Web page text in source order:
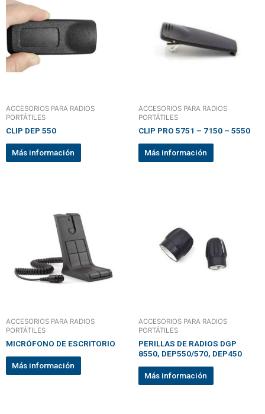
ACCESORIOS PARA RADIOS
PORTÁTILES
CLIP DEP 550
Más información
ACCESORIOS PARA RADIOS
PORTÁTILES
CLIP PRO 5751 – 7150 – 5550
Más información
ACCESORIOS PARA RADIOS
PORTÁTILES
MICRÓFONO DE ESCRITORIO
Más información
ACCESORIOS PARA RADIOS
PORTÁTILES
PERILLAS DE RADIOS DGP
8550, DEP550/570, DEP450
Más información